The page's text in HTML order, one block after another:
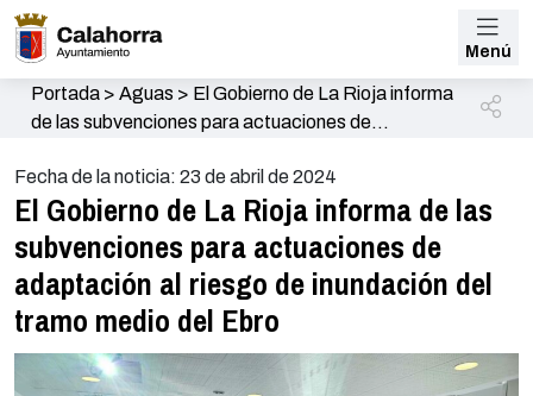
Menú
Portada> Aguas > El Gobierno de La Rioja informa
de las subvenciones para actuaciones de
del Ebro
Fecha de la noticia: 23 de abril de 2024
El Gobierno de La Rioja informa de las
subvenciones para actuaciones de
adaptación al riesgo de inundación del
tramo medio del Ebro